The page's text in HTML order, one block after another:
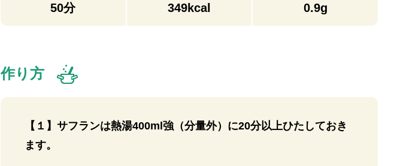
50分 349kcal 0.9g
作り方
【１】サフランは熱湯400ml強（分量外）に20分以上ひたしておき
ます。